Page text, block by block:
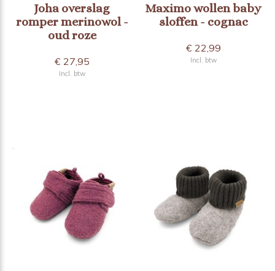
Joha overslag
romper merinowol -
oud roze
€ 27,95
Incl. btw
Maximo wollen baby
sloffen - cognac
€ 22,99
Incl. btw